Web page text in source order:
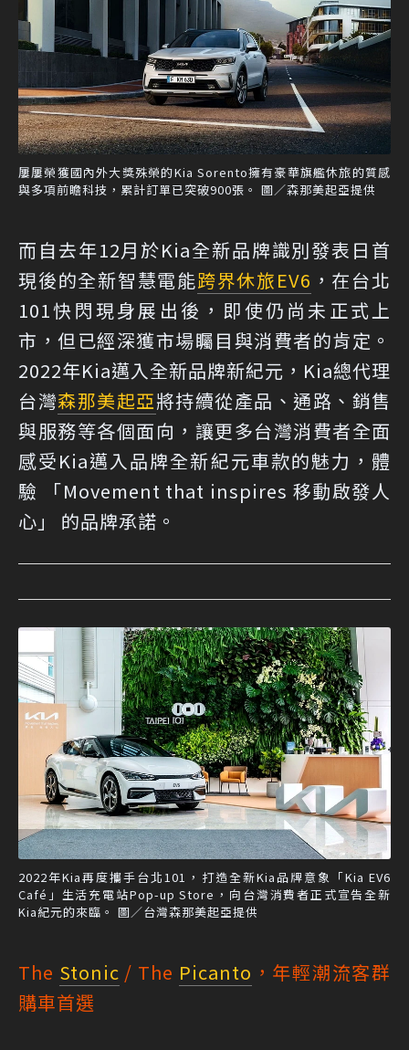
屢屢榮獲國內外大獎殊榮的Kia Sorento擁有豪華旗艦休旅的質感
與多項前瞻科技，累計訂單已突破900張。 圖／森那美起亞提供
而自去年12月於Kia全新品牌識別發表日首
現後的全新智慧電能跨界休旅EV6 ，在台北
101快閃現身展出後，即使仍尚未正式上
市，但已經深獲市場矚目與消費者的肯定。
2022年Kia邁入全新品牌新紀元，Kia總代理
台灣森那美起亞將持續從產品、通路、銷售
與服務等各個面向，讓更多台灣消費者全面
感受Kia邁入品牌全新紀元車款的魅力，體
驗 「Movement that inspires 移動啟發人
心」 的品牌承諾。
2022年Kia再度攜手台北101，打造全新Kia品牌意象「Kia EV6
Café」生活充電站Pop-up Store，向台灣消費者正式宣告全新
Kia紀元的來臨。 圖／台灣森那美起亞提供
The Stonic / The Picanto ，年輕潮流客群
購車首選